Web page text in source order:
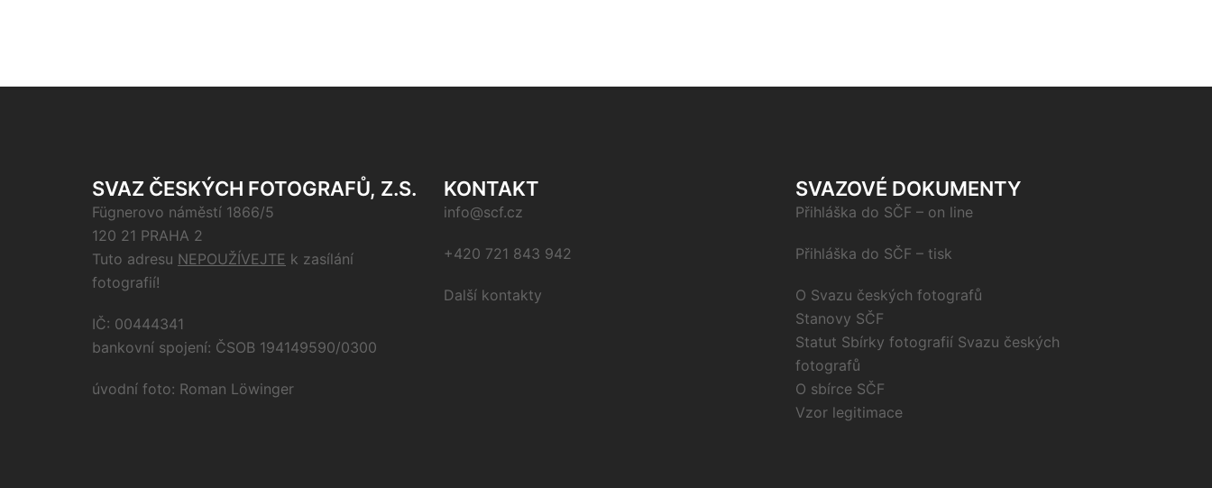
SVAZ ČESKÝCH FOTOGRAFŮ, Z.S.
Fügnerovo náměstí 1866/5
120 21 PRAHA 2
Tuto adresu NEPOUŽÍVEJTE k zasílání
fotografií!
IČ: 00444341
bankovní spojení: ČSOB 194149590/0300
úvodní foto: Roman Löwinger
KONTAKT
info@scf.cz
+420 721 843 942
Další kontakty
SVAZOVÉ DOKUMENTY
Přihláška do SČF – on line
Přihláška do SČF – tisk
O Svazu českých fotografů
Stanovy SČF
Statut Sbírky fotografií Svazu českých
fotografů
O sbírce SČF
Vzor legitimace